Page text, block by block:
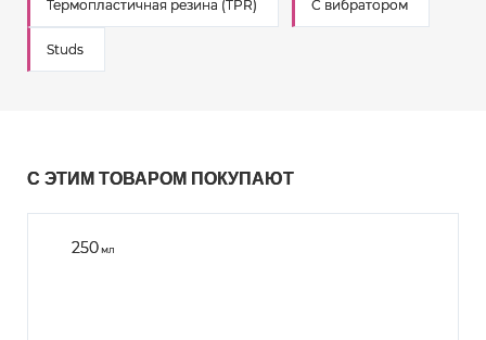
Термопластичная резина (TPR) С вибратором
Studs
С ЭТИМ ТОВАРОМ ПОКУПАЮТ
250мл